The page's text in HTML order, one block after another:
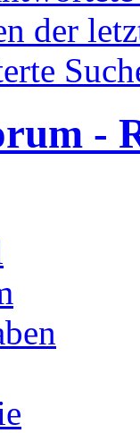
der
-